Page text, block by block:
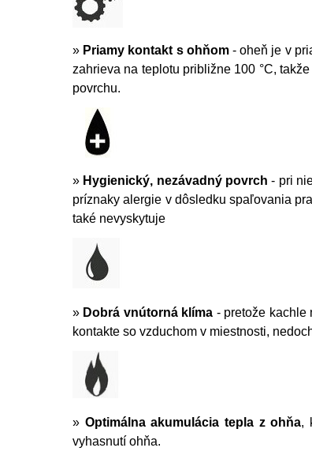
» Priamy kontakt s ohňom- oheň je v
zahrieva na teplotu približne 100 °C,
povrchu.
» Hygienický, nezávadný povrch - pri
príznaky alergie v dôsledku spaľovania
také nevyskytuje
» Dobrá vnútorná klíma - pretože kachle
kontakte so vzduchom v miestnosti,
» Optimálna akumulácia tepla z ohňa,
vyhasnutí ohňa.